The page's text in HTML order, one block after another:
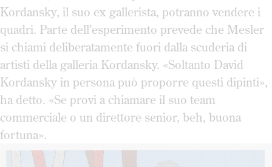
Kordansky, il suo ex gallerista, potranno vendere i
quadri. Parte dell’esperimento prevede che Mesler
si chiami deliberatamente fuori dalla scuderia di
artisti della galleria Kordansky. «Soltanto David
Kordansky in persona può proporre questi dipinti»,
ha detto. «Se provi a chiamare il suo team
commerciale o un direttore senior, beh, buona
fortuna».